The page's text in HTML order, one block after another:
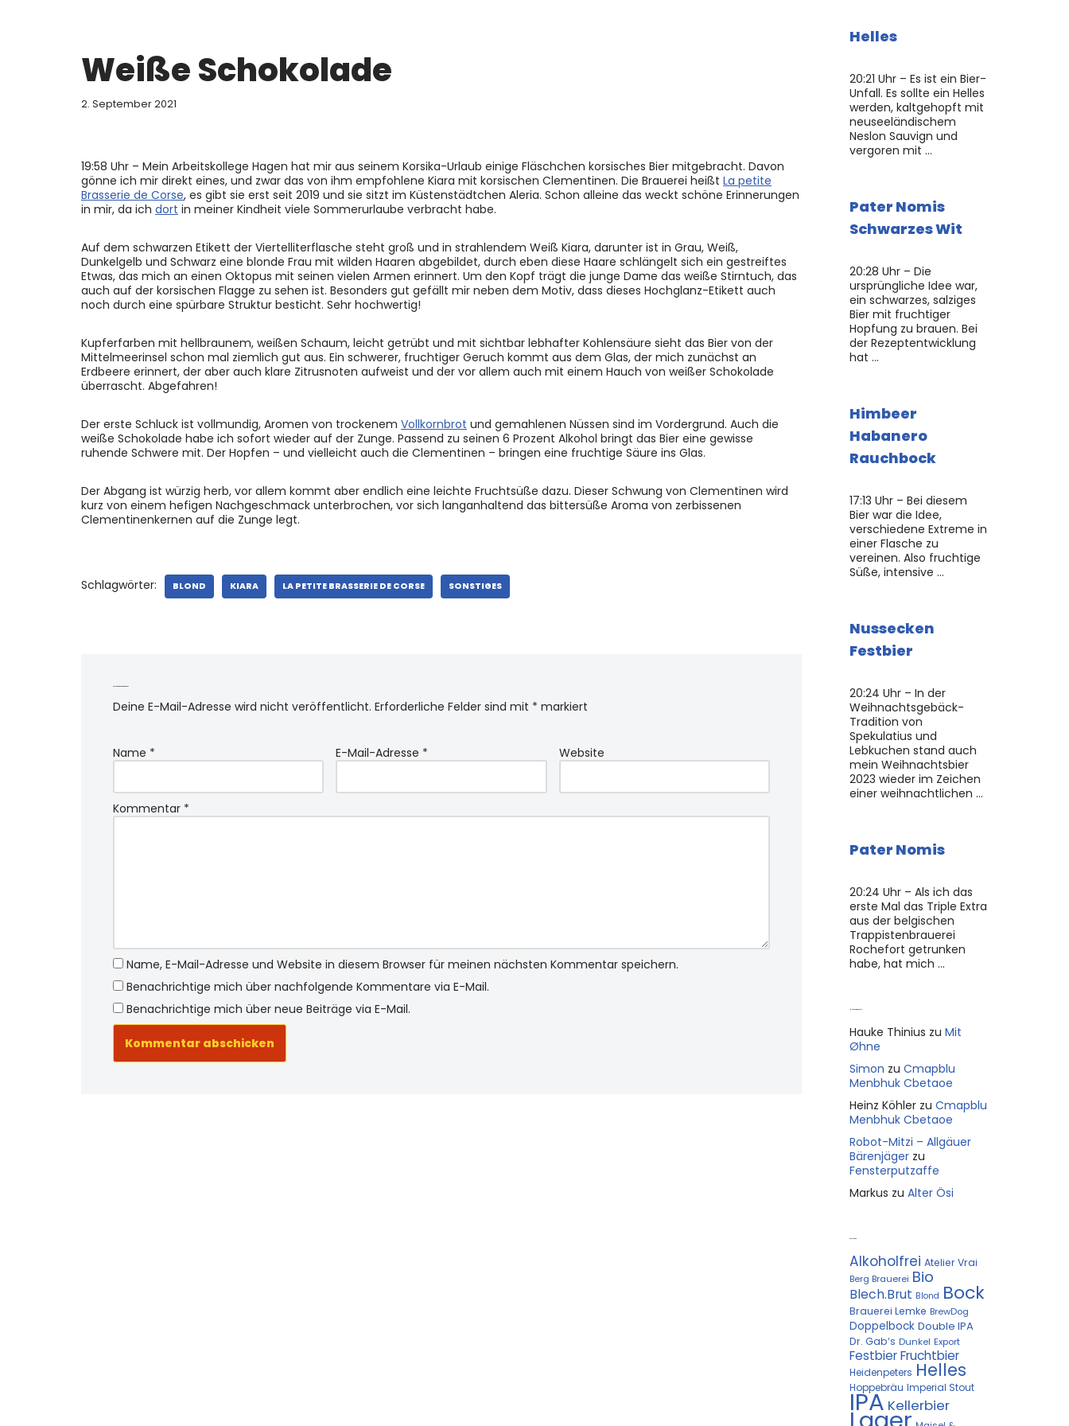
Weiße Schokolade
2. September 2021
19:58 Uhr – Mein Arbeitskollege Hagen hat mir aus seinem Korsika-Urlaub einige Fläschchen korsisches Bier mitgebracht. Davon
gönne ich mir direkt eines, und zwar das von ihm empfohlene Kiara mit korsischen Clementinen. Die Brauerei heißt La petite
Brasserie de Corse, es gibt sie erst seit 2019 und sie sitzt im Küstenstädtchen Aleria. Schon alleine das weckt schöne Erinnerungen
in mir, da ich dort in meiner Kindheit viele Sommerurlaube verbracht habe.
Auf dem schwarzen Etikett der Viertelliterflasche steht groß und in strahlendem Weiß Kiara, darunter ist in Grau, Weiß,
Dunkelgelb und Schwarz eine blonde Frau mit wilden Haaren abgebildet, durch eben diese Haare schlängelt sich ein gestreiftes
Etwas, das mich an einen Oktopus mit seinen vielen Armen erinnert. Um den Kopf trägt die junge Dame das weiße Stirntuch, das
auch auf der korsischen Flagge zu sehen ist. Besonders gut gefällt mir neben dem Motiv, dass dieses Hochglanz-Etikett auch
noch durch eine spürbare Struktur besticht. Sehr hochwertig!
Kupferfarben mit hellbraunem, weißen Schaum, leicht getrübt und mit sichtbar lebhafter Kohlensäure sieht das Bier von der
Mittelmeerinsel schon mal ziemlich gut aus. Ein schwerer, fruchtiger Geruch kommt aus dem Glas, der mich zunächst an
Erdbeere erinnert, der aber auch klare Zitrusnoten aufweist und der vor allem auch mit einem Hauch von weißer Schokolade
überrascht. Abgefahren!
Der erste Schluck ist vollmundig, Aromen von trockenem Vollkornbrot und gemahlenen Nüssen sind im Vordergrund. Auch die
weiße Schokolade habe ich sofort wieder auf der Zunge. Passend zu seinen 6 Prozent Alkohol bringt das Bier eine gewisse
ruhende Schwere mit. Der Hopfen – und vielleicht auch die Clementinen – bringen eine fruchtige Säure ins Glas.
Der Abgang ist würzig herb, vor allem kommt aber endlich eine leichte Fruchtsüße dazu. Dieser Schwung von Clementinen wird
kurz von einem hefigen Nachgeschmack unterbrochen, vor sich langanhaltend das bittersüße Aroma von zerbissenen
Clementinenkernen auf die Zunge legt.
Schlagwörter: BLOND KIARA LA PETITE BRASSERIE DE CORSE SONSTIGES
Deine E-Mail-Adresse wird nicht veröffentlicht. Erforderliche Felder sind mit * markiert
Name * E-Mail-Adresse * Website
Kommentar *
Name, E-Mail-Adresse und Website in diesem Browser für meinen nächsten Kommentar speichern.
Benachrichtige mich über nachfolgende Kommentare via E-Mail.
Benachrichtige mich über neue Beiträge via E-Mail.
Helles
20:21 Uhr – Es ist ein Bier-
Unfall. Es sollte ein Helles
werden, kaltgehopft mit
neuseeländischem
Neslon Sauvign und
vergoren mit …
Pater Nomis
Schwarzes Wit
20:28 Uhr – Die
ursprüngliche Idee war,
ein schwarzes, salziges
Bier mit fruchtiger
Hopfung zu brauen. Bei
der Rezeptentwicklung
hat …
Himbeer
Habanero
Rauchbock
17:13 Uhr – Bei diesem
Bier war die Idee,
verschiedene Extreme in
einer Flasche zu
vereinen. Also fruchtige
Süße, intensive …
Nussecken
Festbier
20:24 Uhr – In der
Weihnachtsgebäck-
Tradition von
Spekulatius und
Lebkuchen stand auch
mein Weihnachtsbier
2023 wieder im Zeichen
einer weihnachtlichen …
Pater Nomis
20:24 Uhr – Als ich das
erste Mal das Triple Extra
aus der belgischen
Trappistenbrauerei
Rochefort getrunken
habe, hat mich …
Hauke Thinius zu Mit
Øhne
Simon zu Cmapblu
Menbhuk Cbetaoe
Heinz Köhler zu Cmapblu
Menbhuk Cbetaoe
Robot-Mitzi – Allgäuer
Bärenjäger zu
Fensterputzaffe
Markus zu Alter Ösi
Alkoholfrei Atelier Vrai
Berg Brauerei Bio
Blech.Brut Blond Bock
Brauerei Lemke BrewDog
Doppelbock Double IPA
Dr. Gab‘s Dunkel Export
FestbierFruchtbier
Heidenpeters Helles
Hoppebräu Imperial Stout
IPA Kellerbier